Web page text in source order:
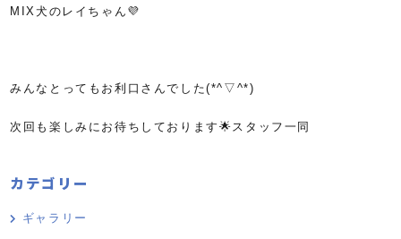
MIX犬のレイちゃん💜
みんなとってもお利口さんでした(*^▽^*)
次回も楽しみにお待ちしております🌟スタッフ一同
カテゴリー
ギャラリー